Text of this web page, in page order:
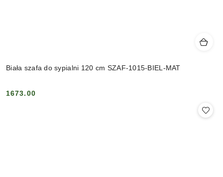
Biała szafa do sypialni 120 cm SZAF-1015-BIEL-MAT
Cena:
1673.00